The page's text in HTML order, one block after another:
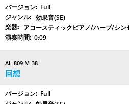
Full
効果音(SE)
アコースティックピアノ/ハープ/シ
0:09
AL-809 M-38
回想
Full